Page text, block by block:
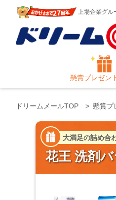
上場企業グ
懸賞プレゼン
ドリームメールTOP 懸賞プ
大満足の詰め合
花王 洗剤